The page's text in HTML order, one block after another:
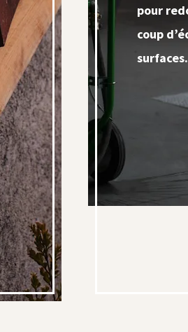
pour
coup
surfaces.